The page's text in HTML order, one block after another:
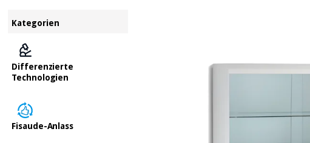
Kategorien
Differenzierte
Technologien
Fisaude-Anlass